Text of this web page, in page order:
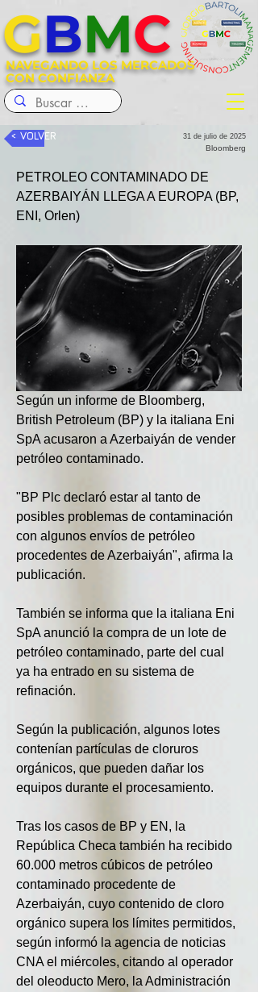
NAVEGANDO LOS MERCADOS
CON CONFIANZA
GBMC
< VOLVER 31 de julio de 2025
Bloomberg
PETROLEO CONTAMINADO DE
AZERBAIYÁN LLEGA A EUROPA (BP,
ENI, Orlen)
Según un informe de Bloomberg,
British Petroleum (BP) y la italiana Eni
SpA acusaron a Azerbaiyán de vender
petróleo contaminado.
"BP Plc declaró estar al tanto de
posibles problemas de contaminación
con algunos envíos de petróleo
procedentes de Azerbaiyán", afirma la
publicación.
También se informa que la italiana Eni
SpA anunció la compra de un lote de
petróleo contaminado, parte del cual
ya ha entrado en su sistema de
refinación.
Según la publicación, algunos lotes
contenían partículas de cloruros
orgánicos, que pueden dañar los
equipos durante el procesamiento.
Tras los casos de BP y EN, la
República Checa también ha recibido
60.000 metros cúbicos de petróleo
contaminado procedente de
Azerbaiyán, cuyo contenido de cloro
orgánico supera los límites permitidos,
según informó la agencia de noticias
CNA el miércoles, citando al operador
del oleoducto Mero, la Administración